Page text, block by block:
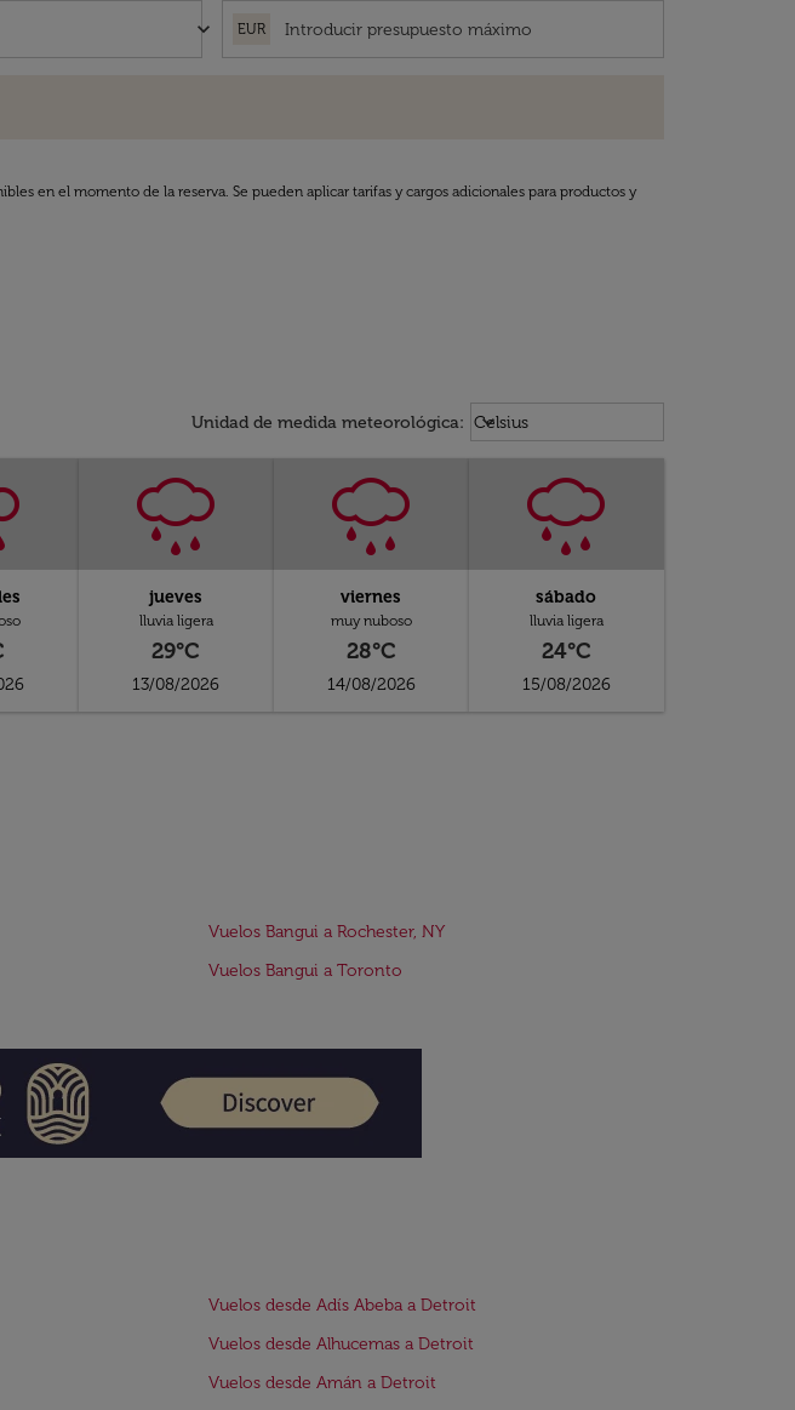
keyboard_arrow_down EUR
en el momento de la reserva. Se pueden aplicar tarifas y cargos adicionales para productos y
Unidad de medida meteorológica: Weather unit option Celsius
Celsius
keyboard_arrow_down
jueves
lluvia ligera
29°C
13/08/2026
viernes
muy nuboso
28°C
14/08/2026
sábado
lluvia ligera
24°C
15/08/2026
Vuelos Bangui a Rochester, NY
Vuelos Bangui a Toronto
Vuelos desde Adís Abeba a Detroit
Vuelos desde Alhucemas a Detroit
Vuelos desde Amán a Detroit